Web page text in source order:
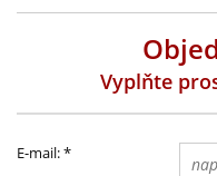
Vyplňte
E-mail:*